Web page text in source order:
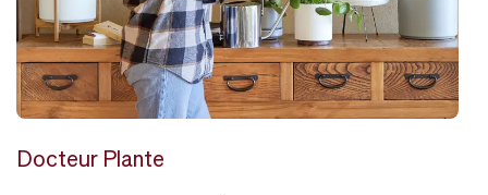
Docteur Plante